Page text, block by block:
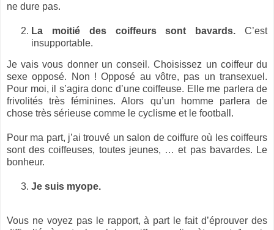
ne dure pas.
La moitié des coiffeurs sont bavards. C’est
insupportable.
Je vais vous donner un conseil. Choisissez un coiffeur du
sexe opposé. Non ! Opposé au vôtre, pas un transexuel.
Pour moi, il s’agira donc d’une coiffeuse. Elle me parlera de
frivolités très féminines. Alors qu’un homme parlera de
chose très sérieuse comme le cyclisme et le football.
Pour ma part, j’ai trouvé un salon de coiffure où les coiffeurs
sont des coiffeuses, toutes jeunes, … et pas bavardes. Le
bonheur.
Je suis myope.
Vous ne voyez pas le rapport, à part le fait d’éprouver des